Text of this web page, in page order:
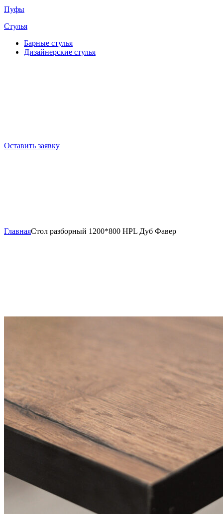
Пуфы
Стулья
Барные cтулья
Дизайнерские cтулья
Оставить заявку
ГлавнаяСтол разборный 1200*800 HPL Дуб Фавер